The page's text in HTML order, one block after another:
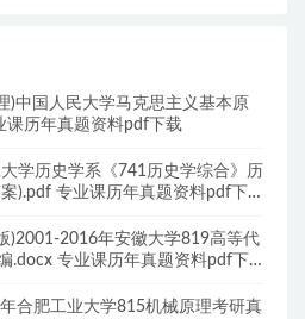
)中国人民大学马克思主义基本原
课历年真题资料pdf下载
学历史学系《741历史学综合》历
).pdf 专业课历年真题资料pdf下
)2001-2016年安徽大学819高等代
.docx 专业课历年真题资料pdf下
合肥工业大学815机械原理考研真